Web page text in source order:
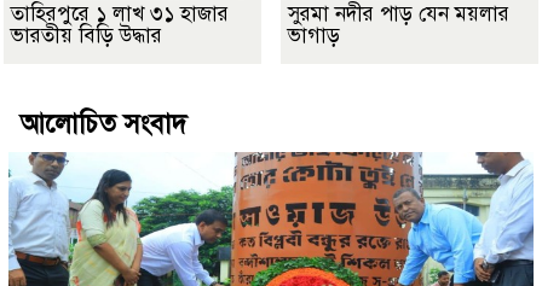
তাহিরপুরে ১ লাখ ৩১ হাজার
ভারতীয় বিড়ি উদ্ধার
সুরমা নদীর পাড় যেন ময়লার
ভাগাড়
আলোচিত সংবাদ